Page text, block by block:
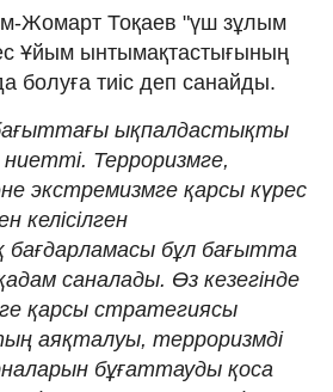
Жомарт Тоқаев "үш зұлым
Ұйым ынтымақтастығының
болуға тиіс деп санайды.
ықпалдастықты
Терроризмге,
экстремизмге қарсы күрес
келісілген
бұл бағытта
саналады. Өз кезегінде
қарсы стратегиясы
аяқталуы, терроризмді
бұғаттауды қоса